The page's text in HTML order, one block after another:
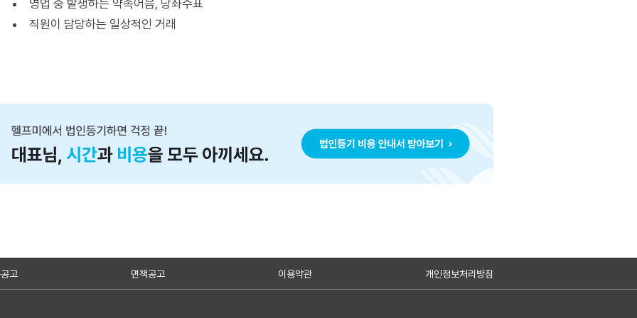
영업 중 발생하는 약속어음, 당좌수표
직원이 담당하는 일상적인 거래
고 면책공고 이용약관 개인정보처리방침